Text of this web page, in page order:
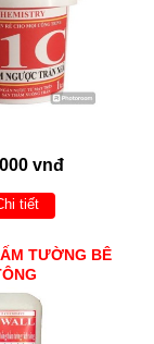
vnđ
tiết
TƯỜNG BÊ